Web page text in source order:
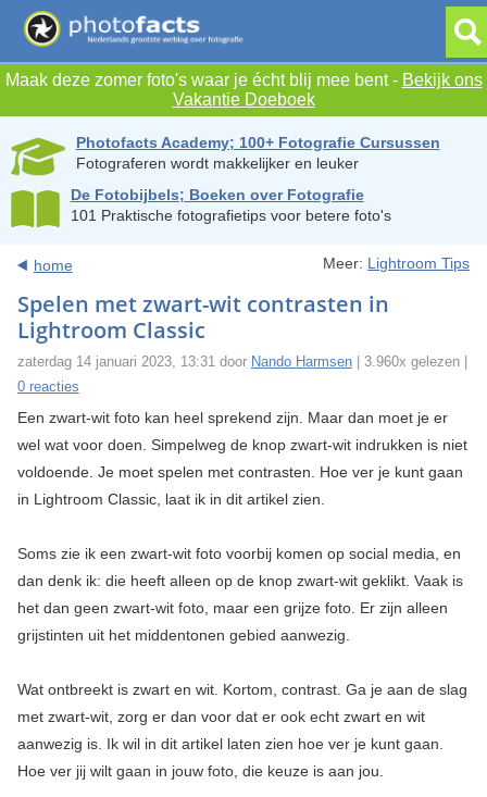
Maak deze zomer foto's waar je écht blij mee bent - Bekijk ons
Vakantie Doeboek
Photofacts Academy; 100+ Fotografie Cursussen
Fotograferen wordt makkelijker en leuker
De Fotobijbels; Boeken over Fotografie
101 Praktische fotografietips voor betere foto's
home Meer: Lightroom Tips
Spelen met zwart-wit contrasten in
Lightroom Classic
zaterdag 14 januari 2023, 13:31 door Nando Harmsen| 3.960x gelezen |
0 reacties
Een zwart-wit foto kan heel sprekend zijn. Maar dan moet je er
wel wat voor doen. Simpelweg de knop zwart-wit indrukken is niet
voldoende. Je moet spelen met contrasten. Hoe ver je kunt gaan
in Lightroom Classic, laat ik in dit artikel zien.
Soms zie ik een zwart-wit foto voorbij komen op social media, en
dan denk ik: die heeft alleen op de knop zwart-wit geklikt. Vaak is
het dan geen zwart-wit foto, maar een grijze foto. Er zijn alleen
grijstinten uit het middentonen gebied aanwezig.
Wat ontbreekt is zwart en wit. Kortom, contrast. Ga je aan de slag
met zwart-wit, zorg er dan voor dat er ook echt zwart en wit
aanwezig is. Ik wil in dit artikel laten zien hoe ver je kunt gaan.
Hoe ver jij wilt gaan in jouw foto, die keuze is aan jou.